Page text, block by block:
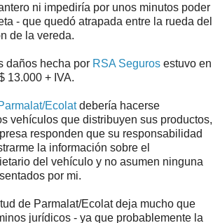
ni impediría por unos minutos poder
- que quedó atrapada entre la rueda del
de la vereda.
daños hecha por RSA Seguros estuvo en
13.000 + IVA.
Ecolatdebería hacerse
vehículos que distribuyen sus productos,
responden que su responsabilidad
la información sobre el
del vehículo y no asumen ninguna
por mi.
de Parmalat/Ecolat deja mucho que
jurídicos - ya que probablemente la